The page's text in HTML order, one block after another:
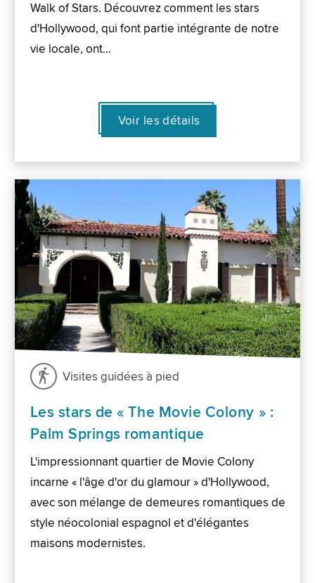
Walk of Stars. Découvrez comment les stars
d'Hollywood, qui font partie intégrante de notre
vie locale, ont…
Voir les détails
Visites guidées à pied
Les stars de « The Movie Colony » :
Palm Springs romantique
L'impressionnant quartier de Movie Colony
incarne « l'âge d'or du glamour » d'Hollywood,
avec son mélange de demeures romantiques de
style néocolonial espagnol et d'élégantes
maisons modernistes.